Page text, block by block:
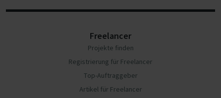
Freelancer
Projekte finden
Registrierung für Freelancer
Top-Auftraggeber
Artikel für Freelancer